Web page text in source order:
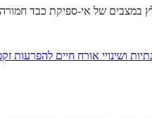
ושינויי אורח חיים